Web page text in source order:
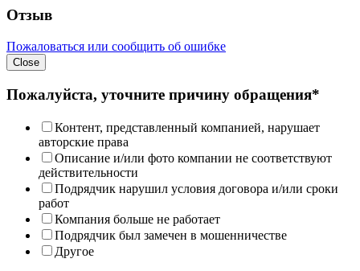
Отзыв
Пожаловаться или сообщить об ошибке
Close
Пожалуйста, уточните причину обращения*
Контент, представленный компанией, нарушает
авторские права
Описание и/или фото компании не соответствуют
действительности
Подрядчик нарушил условия договора и/или сроки
работ
Компания больше не работает
Подрядчик был замечен в мошенничестве
Другое